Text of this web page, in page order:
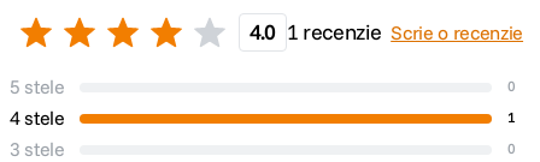
4.0 1 recenzie Scrie o recenzie
5 stele 0
4 stele 1
3 stele 0